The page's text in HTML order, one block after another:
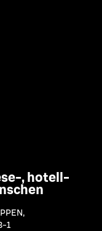
, hotell-
,
1